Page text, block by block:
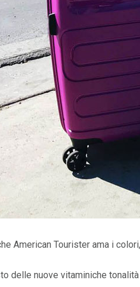
American Tourister ama i
delle nuove vitaminiche